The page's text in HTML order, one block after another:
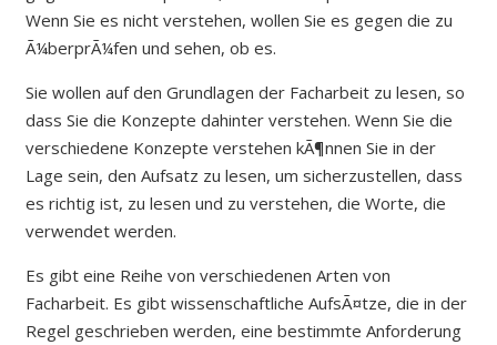
Wenn Sie es nicht verstehen, wollen Sie es gegen die zu
Ã¼berprÃ¼fen und sehen, ob es.
Sie wollen auf den Grundlagen der Facharbeit zu lesen, so
dass Sie die Konzepte dahinter verstehen. Wenn Sie die
verschiedene Konzepte verstehen kÃ¶nnen Sie in der
Lage sein, den Aufsatz zu lesen, um sicherzustellen, dass
es richtig ist, zu lesen und zu verstehen, die Worte, die
verwendet werden.
Es gibt eine Reihe von verschiedenen Arten von
Facharbeit. Es gibt wissenschaftliche AufsÃ¤tze, die in der
Regel geschrieben werden, eine bestimmte Anforderung